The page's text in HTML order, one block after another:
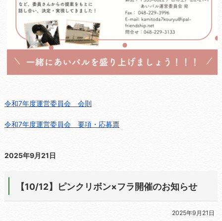
令和7年度運営委員会 会則
令和7年度運営委員会 要項・応募票
2025年9月21日
【10/12】ピンクリボン×フラ開催のお知らせ
2025年9月21日